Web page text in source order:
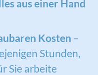
aus einer Hand
Kosten –
Stunden,
Sie arbeite